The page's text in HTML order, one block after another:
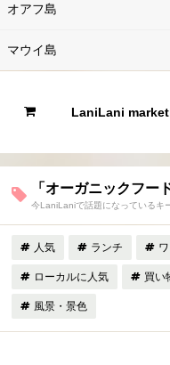
オアフ島
マウイ島
LaniLani market
「オーガニックフー
今LaniLaniで話題になっているキ
人気 ランチ
ローカルに人気 買い
風景・景色